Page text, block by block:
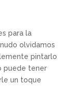
para la
olvidamos
pintarlo
puede tener
un toque